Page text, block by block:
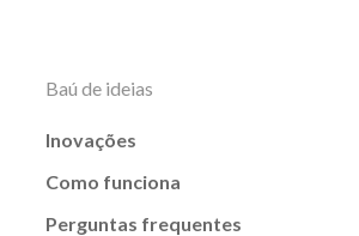
Baú de ideias
Inovações
Como funciona
Perguntas frequentes